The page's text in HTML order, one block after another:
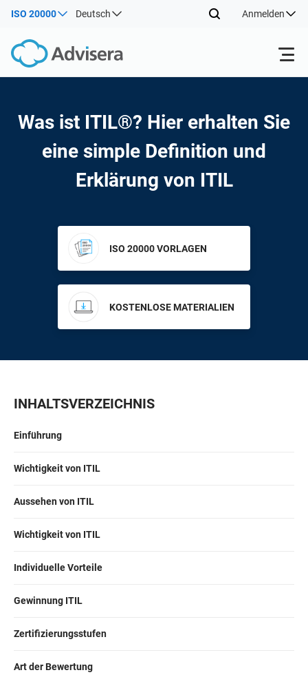
ISO 20000 Deutsch Anmelden
ISO 14001
ISO 13485
ISO 22301
Kostenlose Ressourcen
Wo fängt man an
Transport und Vertrieb
Telekommunikation
Gesundheitsorganisationen
Was ist ITIL®? Hier erhalten Sie
eine simple Definition und
Erklärung von ITIL
ISO 20000 VORLAGEN
KOSTENLOSE MATERIALIEN
INHALTSVERZEICHNIS
Einführung
Wichtigkeit von ITIL
Aussehen von ITIL
Wichtigkeit von ITIL
Individuelle Vorteile
Gewinnung ITIL
Zertifizierungsstufen
Art der Bewertung